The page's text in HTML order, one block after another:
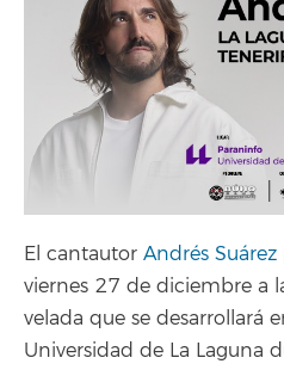
El cantautor Andrés Suárez
viernes 27 de diciembre a
velada que se desarrollará
Universidad de La Laguna